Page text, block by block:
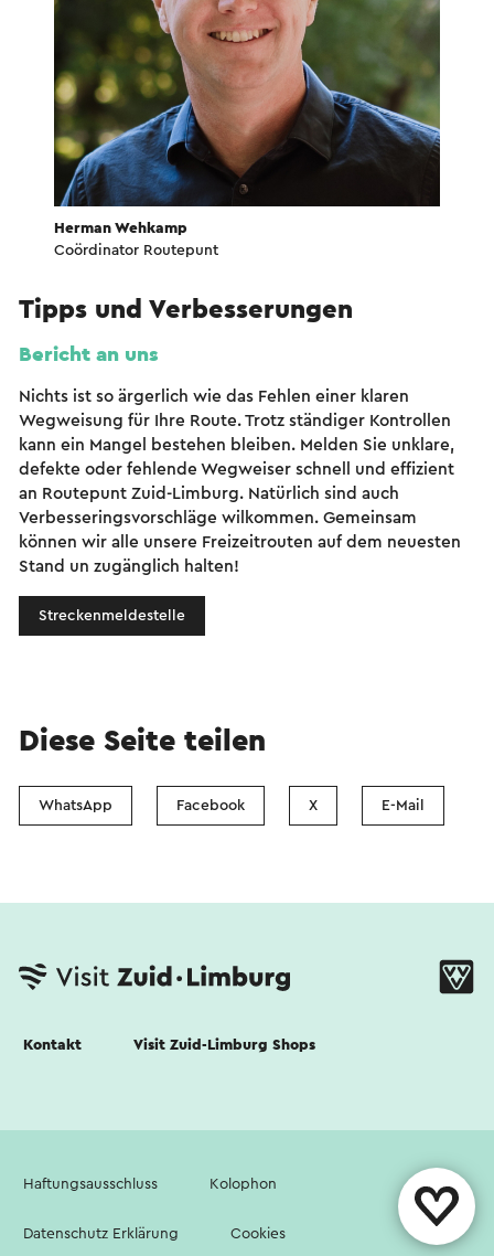
Herman Wehkamp
Coördinator Routepunt
Tipps und Verbesserungen
Bericht an uns
Nichts ist so ärgerlich wie das Fehlen einer klaren
Wegweisung für Ihre Route. Trotz ständiger Kontrollen
kann ein Mangel bestehen bleiben. Melden Sie unklare,
defekte oder fehlende Wegweiser schnell und effizient
an Routepunt Zuid-Limburg. Natürlich sind auch
Verbesseringsvorschläge wilkommen. Gemeinsam
können wir alle unsere Freizeitrouten auf dem neuesten
Stand un zugänglich halten!
Streckenmeldestelle
Diese Seite teilen
WhatsApp Facebook X E-Mail
Kontakt Visit Zuid-Limburg Shops
Haftungsausschluss Kolophon
Datenschutz Erklärung Cookies